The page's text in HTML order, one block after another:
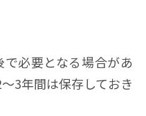
必要となる場合があ
3年間は保存しておき